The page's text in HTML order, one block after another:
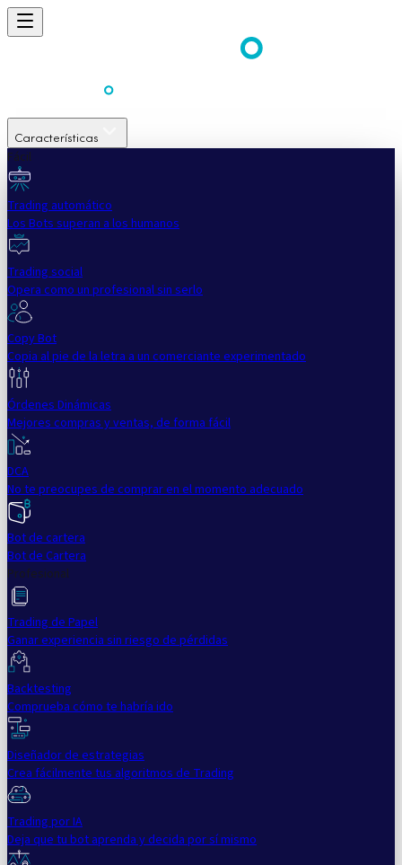
Características
Fácil
Trading automático
Los Bots superan a los humanos
Trading social
Opera como un profesional sin serlo
Copy Bot
Copia al pie de la letra a un comerciante experimentado
Órdenes Dinámicas
Mejores compras y ventas, de forma fácil
DCA
No te preocupes de comprar en el momento adecuado
Bot de cartera
Bot de Cartera
Profesional
Trading de Papel
Ganar experiencia sin riesgo de pérdidas
Backtesting
Comprueba cómo te habría ido
Diseñador de estrategias
Crea fácilmente tus algoritmos de Trading
Trading por IA
Deja que tu bot aprenda y decida por sí mismo